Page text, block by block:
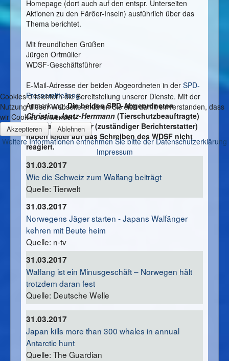
Homepage (dort auch auf den entspr. Unterseiten
Aktionen zu den Färöer-Inseln) ausführlich über das
Thema berichtet.
Mit freundlichen Grüßen
Jürgen Ortmüller
WDSF-Geschäftsführer
E-Mail-Adresse der beiden Abgeordneten in der SPD-
Pressemitteilung
Anmerkung:Die beiden SPD-Abgeordneten
Christina Jantz-Herrmann (Tierschutzbeauftragte)
und Carsten Träger(zuständiger Berichterstatter)
haben leider auf das Schreiben des WDSF nicht
reagiert.
31.03.2017
Wie die Schweiz zum Walfang beiträgt
Quelle: Tierwelt
31.03.2017
Norwegens Jäger starten -Japans Walfänger
kehren mit Beute heim
Quelle: n-tv
31.03.2017
Walfang ist ein Minusgeschäft – Norwegen hält
trotzdem daran fest
Quelle: Deutsche Welle
31.03.2017
Japan kills more than 300 whales in annual
Antarctic hunt
Quelle: The Guardian
Cookies erleichtern die Bereitstellung unserer Dienste. Mit der
Nutzung dieser Webseite erklären Sie sich damit einverstanden, dass
wir Cookies verwenden
Akzeptieren Ablehnen
Weitere Informationen entnehmen Sie bitte der Datenschutzerklärung
Impressum